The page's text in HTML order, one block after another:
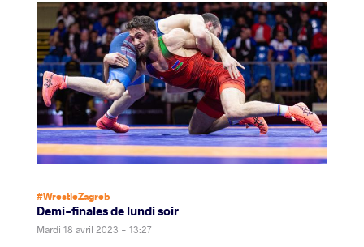
#WrestleZagreb
Demi-finales de lundi soir
Mardi 18 avril 2023 - 13:27